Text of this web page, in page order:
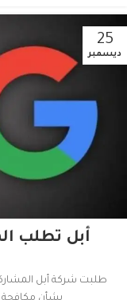
25
ديسمبر
أبل تطلب
طلبت شركة أبل